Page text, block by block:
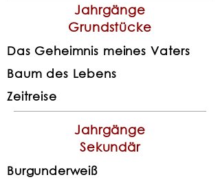
Jahrgänge
Grundstücke
Das Geheimnis meines Vaters
Baum des Lebens
Zeitreise
Jahrgänge
Sekundär
Burgunderweiß